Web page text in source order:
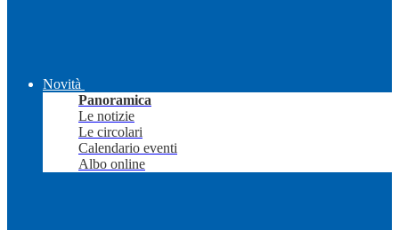
Novità
Panoramica
Le notizie
Le circolari
Calendario eventi
Albo online